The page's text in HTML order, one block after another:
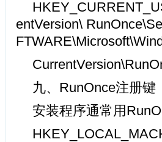
entVersion\
九、RunOnce注册键
安装程序通常用